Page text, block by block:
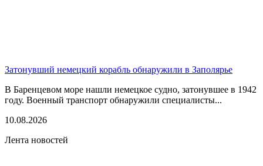
Затонувший немецкий корабль обнаружили в Заполярье
В Баренцевом море нашли немецкое судно, затонувшее в 1942
году. Военный транспорт обнаружили специалисты...
10.08.2026
Лента новостей